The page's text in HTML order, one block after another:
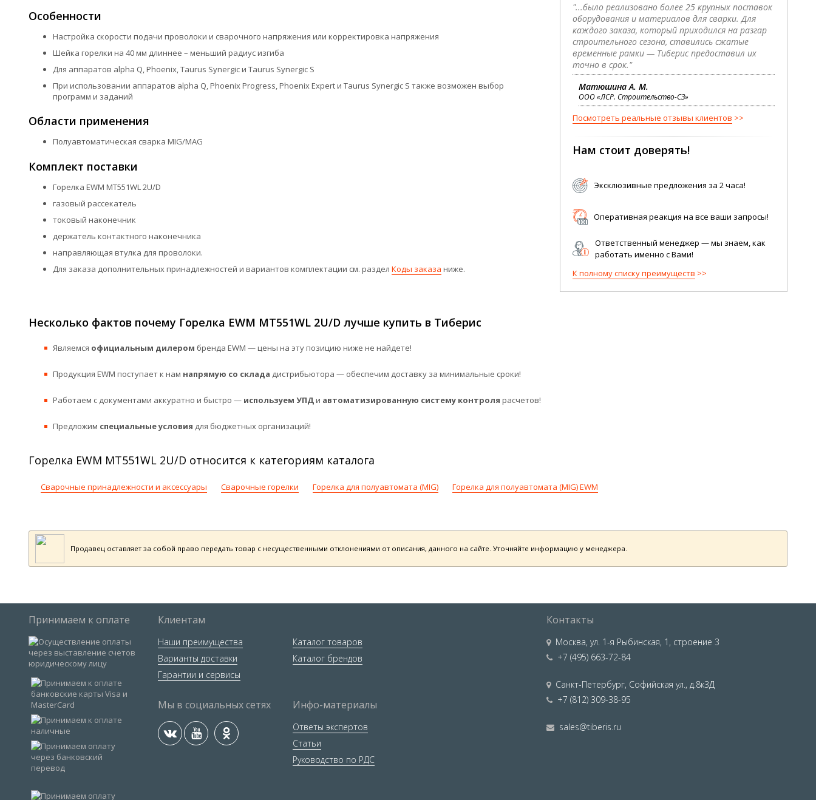
Особенности
Настройка скорости подачи проволоки и сварочного напряжения или корректировка напряжения
Шейка горелки на 40 мм длиннее – меньший радиус изгиба
Для аппаратов alpha Q, Phoenix, Taurus Synergic и Taurus Synergic S
При использовании аппаратов alpha Q, Phoenix Progress, Phoenix Expert и Taurus Synergic S также возможен выбор
программ и заданий
Области применения
Полуавтоматическая сварка MIG/MAG
Комплект поставки
Горелка EWM MT551WL 2U/D
газовый рассекатель
токовый наконечник
держатель контактного наконечника
направляющая втулка для проволоки.
Для заказа дополнительных принадлежностей и вариантов комплектации см. раздел Коды заказа ниже.
"...было реализовано более 25 крупных поставок
оборудования и материалов для сварки. Для
каждого заказа, который приходился на разгар
строительного сезона, ставились сжатые
временные рамки — Тиберис предоставил их
точно в срок."
Матюшина А. М.
ООО «ЛСР. Строительство-СЗ»
Посмотреть реальные отзывы клиентов
Нам стоит доверять!
Эксклюзивные предложения за 2 часа!
Оперативная реакция на все ваши запросы!
Ответственный менеджер — мы знаем, как
работать именно с Вами!
К полному списку преимуществ
Несколько фактов почему Горелка EWM MT551WL 2U/D лучше купить в Тиберис
Являемся официальным дилером бренда EWM — цены на эту позицию ниже не найдете!
Продукция EWM поступает к нам напрямую со склада дистрибьютора — обеспечим доставку за минимальные сроки!
Работаем с документами аккуратно и быстро — используем УПДи автоматизированную систему контроля расчетов!
Предложим специальные условия для бюджетных организаций!
Горелка EWM MT551WL 2U/D относится к категориям каталога
Сварочные принадлежности и аксессуары Сварочные горелки Горелка для полуавтомата (MIG) Горелка для полуавтомата (MIG) EWM
Продавец оставляет за собой право передать товар с несущественными отклонениями от описания, данного на сайте. Уточняйте информацию у менеджера.
Принимаем к оплате Клиентам
Наши преимущества
Варианты доставки
Гарантии и сервисы
Каталог товаров
Каталог брендов
Мы в социальных сетях Инфо-материалы
Ответы экспертов
Статьи
Руководство по РДС
Контакты
Москва,ул. 1-я Рыбинская, 1, строение 3
+7 (495) 663-72-84
Санкт-Петербург, Софийская ул., д.8к3Д
+7 (812) 309-38-95
sales@tiberis.ru